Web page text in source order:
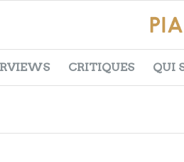
CRITIQUES QUI